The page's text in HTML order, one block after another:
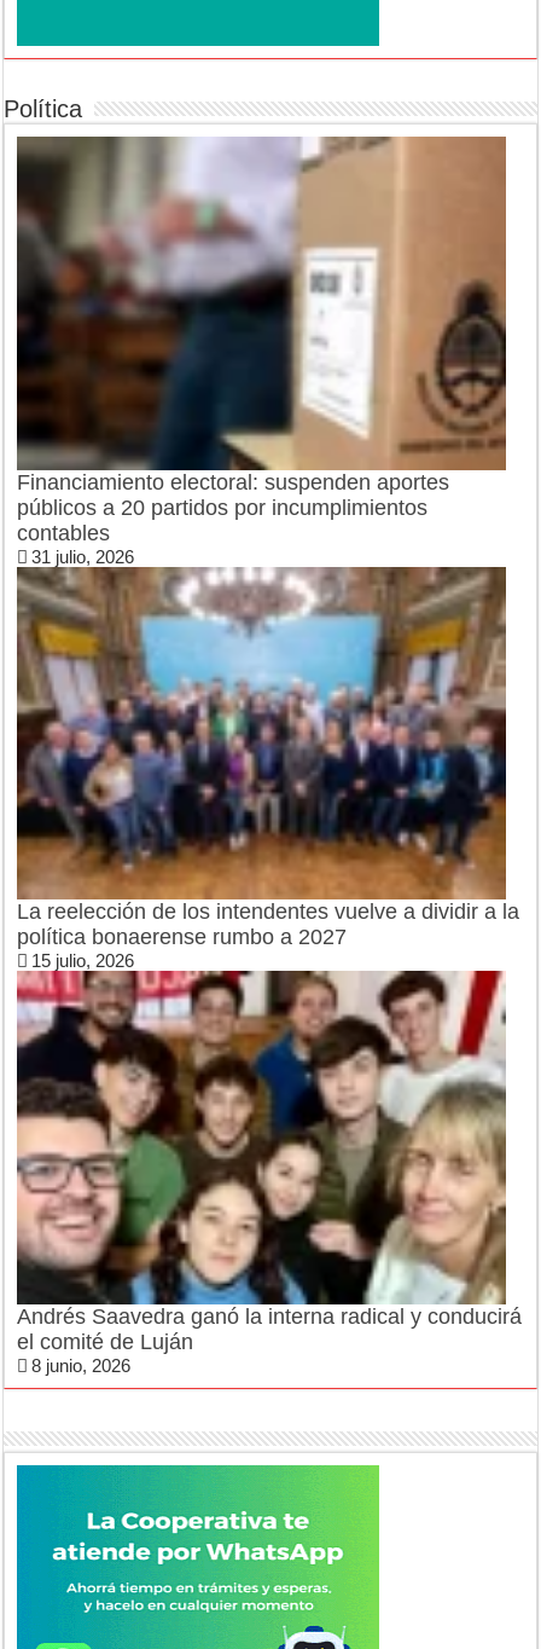
Política
Financiamiento electoral: suspenden aportes
públicos a 20 partidos por incumplimientos
contables
31 julio, 2026
La reelección de los intendentes vuelve a dividir a la
política bonaerense rumbo a 2027
15 julio, 2026
Andrés Saavedra ganó la interna radical y conducirá
el comité de Luján
8 junio, 2026